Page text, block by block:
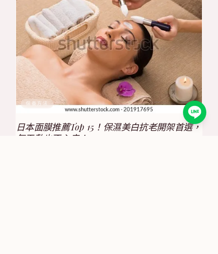
保養方法
日本面膜推薦Top 15！保濕美白抗老開架首選，
每天敷也不心疼！